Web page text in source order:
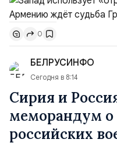
стратегическое
важность диалога с
Индией, странами
важнее всего
отметил он...
0
БЕЛРУСИНФО
Сегодня в 8:14
Сирия и
меморандум
российских